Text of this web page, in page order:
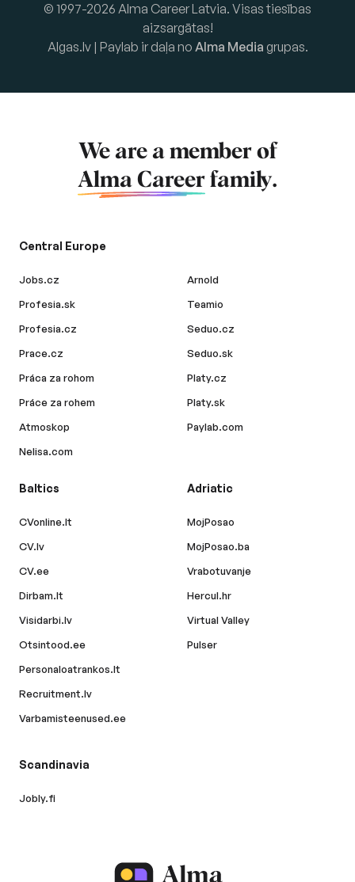
© 1997-2026 Alma Career Latvia. Visas tiesības
aizsargātas!
Algas.lv | Paylab ir daļa no Alma Media grupas.
We are a member of
Alma Career family.
Central Europe
Jobs.cz
Profesia.sk
Profesia.cz
Prace.cz
Práca za rohom
Práce za rohem
Atmoskop
Nelisa.com
Arnold
Teamio
Seduo.cz
Seduo.sk
Platy.cz
Platy.sk
Paylab.com
Baltics
CVonline.lt
CV.lv
CV.ee
Dirbam.lt
Visidarbi.lv
Otsintood.ee
Personaloatrankos.lt
Recruitment.lv
Varbamisteenused.ee
Adriatic
MojPosao
MojPosao.ba
Vrabotuvanje
Hercul.hr
Virtual Valley
Pulser
Scandinavia
Jobly.fi